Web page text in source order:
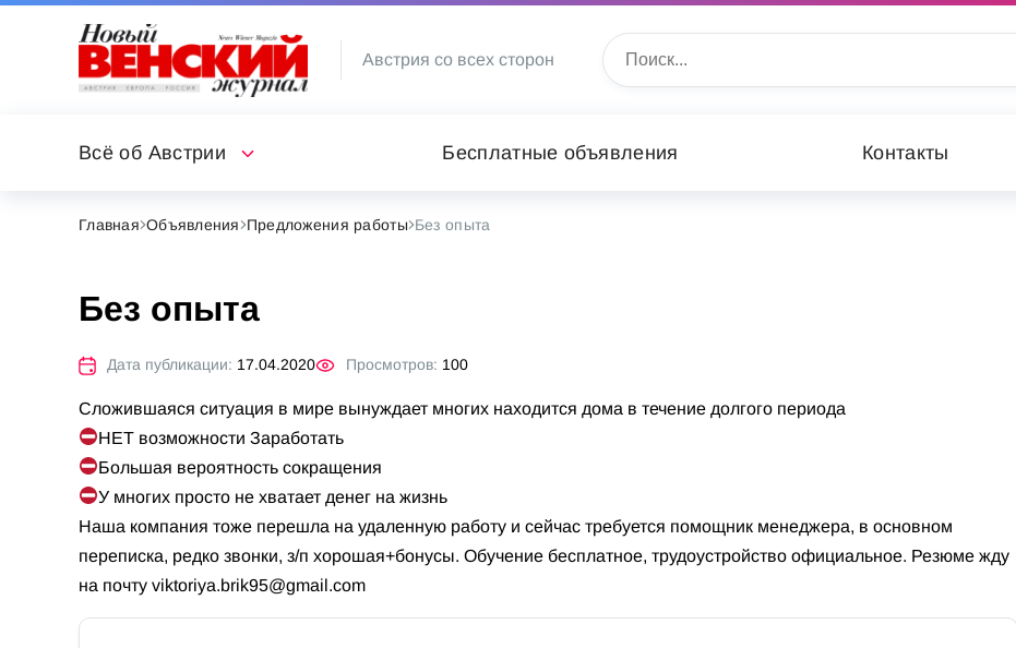
Австрия со всех сторон
Всё об Австрии Бесплатные объявления Контакты
Главная Объявления Предложения работы Без опыта
Без опыта
Дата публикации: 17.04.2020 Просмотров: 100
Сложившаяся ситуация в мире вынуждает многих находится дома в течение долгого периода
НЕТ возможности Заработать
Большая вероятность сокращения
У многих просто не хватает денег на жизнь
Наша компания тоже перешла на удаленную работу и сейчас требуется помощник менеджера, в основном
переписка, редко звонки, з/п хорошая+бонусы. Обучение бесплатное, трудоустройство официальное. Резюме жду
на почту viktoriya.brik95@gmail.com